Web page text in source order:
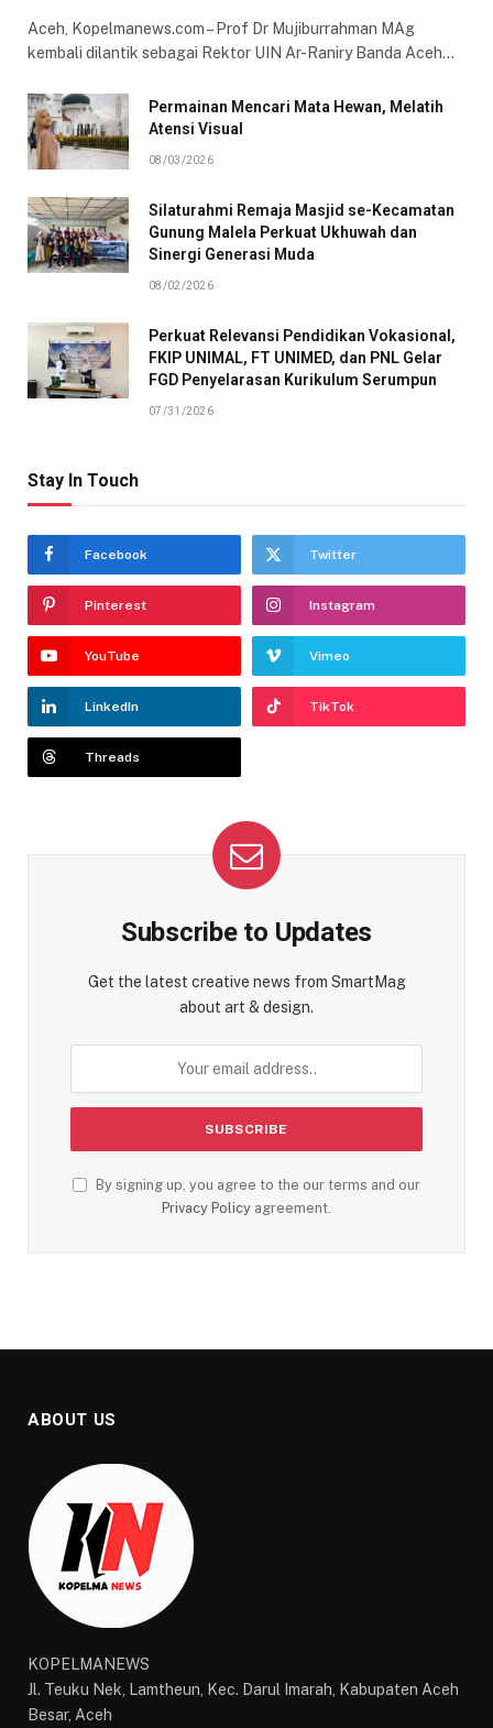
Aceh, Kopelmanews.com – Prof Dr Mujiburrahman MAg
kembali dilantik sebagai Rektor UIN Ar-Raniry Banda Aceh…
Permainan Mencari Mata Hewan, Melatih
Atensi Visual
08/03/2026
Silaturahmi Remaja Masjid se-Kecamatan
Gunung Malela Perkuat Ukhuwah dan
Sinergi Generasi Muda
08/02/2026
Perkuat Relevansi Pendidikan Vokasional,
FKIP UNIMAL, FT UNIMED, dan PNL Gelar
FGD Penyelarasan Kurikulum Serumpun
07/31/2026
Stay In Touch
Facebook Twitter
Pinterest Instagram
YouTube Vimeo
LinkedIn TikTok
Threads
Subscribe to Updates
Get the latest creative news from SmartMag
about art & design.
By signing up, you agree to the our terms and our
Privacy Policy agreement.
ABOUT US
KOPELMANEWS
Jl. Teuku Nek, Lamtheun, Kec. Darul Imarah, Kabupaten Aceh
Besar, Aceh